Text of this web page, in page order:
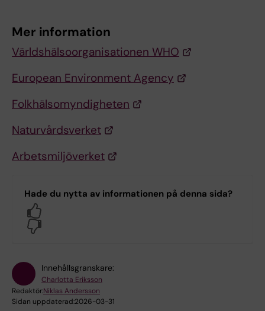
Mer information
Världshälsoorganisationen WHO
European Environment Agency
Folkhälsomyndigheten
Naturvårdsverket
Arbetsmiljöverket
Hade du nytta av informationen på denna sida?
Innehållsgranskare:
Charlotta Eriksson
Redaktör:Niklas Andersson
Sidan uppdaterad:2026-03-31